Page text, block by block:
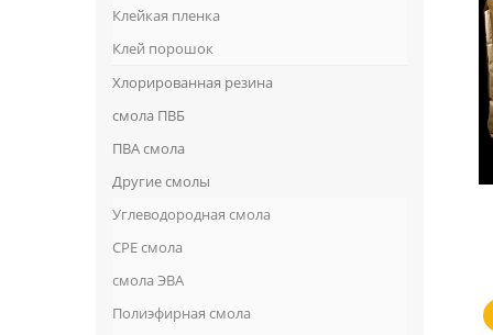
Клейкая пленка
Клей порошок
Хлорированная резина
смола ПВБ
ПВА смола
Другие смолы
Углеводородная смола
CPE смола
смола ЭВА
Полиэфирная смола